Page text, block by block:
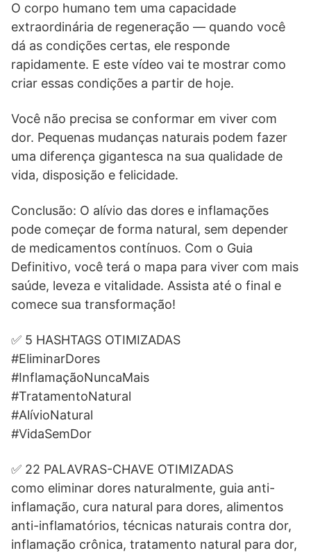
O corpo humano tem uma capacidade
extraordinária de regeneração — quando você
dá as condições certas, ele responde
rapidamente. E este vídeo vai te mostrar como
criar essas condições a partir de hoje.
Você não precisa se conformar em viver com
dor. Pequenas mudanças naturais podem fazer
uma diferença gigantesca na sua qualidade de
vida, disposição e felicidade.
Conclusão: O alívio das dores e inflamações
pode começar de forma natural, sem depender
de medicamentos contínuos. Com o Guia
Definitivo, você terá o mapa para viver com mais
saúde, leveza e vitalidade. Assista até o final e
comece sua transformação!
✅ 5 HASHTAGS OTIMIZADAS
#EliminarDores
#InflamaçãoNuncaMais
#TratamentoNatural
#AlívioNatural
#VidaSemDor
✅ 22 PALAVRAS-CHAVE OTIMIZADAS
como eliminar dores naturalmente, guia anti-
inflamação, cura natural para dores, alimentos
anti-inflamatórios, técnicas naturais contra dor,
inflamação crônica, tratamento natural para dor,